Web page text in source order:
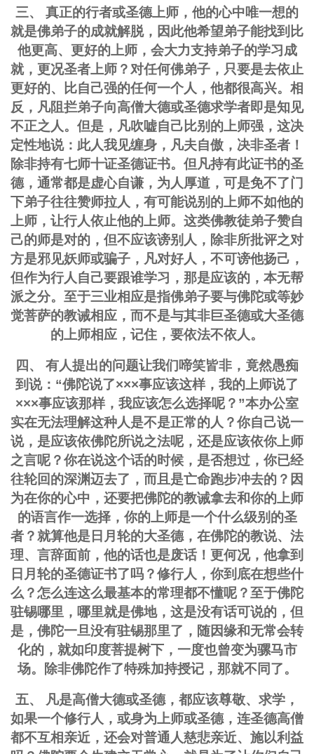
三、 真正的行者或圣德上师，他的心中唯一想的
就是佛弟子的成就解脱，因此他希望弟子能找到比
他更高、更好的上师，会大力支持弟子的学习成
就，更况圣者上师？对任何佛弟子，只要是去依止
更好的、比自己强的任何一个人，他都很高兴。相
反，凡阻拦弟子向高僧大德或圣德求学者即是知见
不正之人。但是，凡吹嘘自己比别的上师强，这决
定性地说：此人我见缠身，凡夫自傲，决非圣者！
除非持有七师十证圣德证书。但凡持有此证书的圣
德，通常都是虚心自谦，为人厚道，可是免不了门
下弟子往往赞师拉人，有可能说别的上师不如他的
上师，让行人依止他的上师。这类佛教徒弟子赞自
己的师是对的，但不应该谤别人，除非所批评之对
方是邪见妖师或骗子，凡对好人，不可谤他扬己，
但作为行人自己要跟谁学习，那是应该的，本无帮
派之分。至于三业相应是指佛弟子要与佛陀或等妙
觉菩萨的教诫相应，而不是与其非巨圣德或大圣德
的上师相应，记住，要依法不依人。
四、 有人提出的问题让我们啼笑皆非，竟然愚痴
到说：“佛陀说了×××事应该这样，我的上师说了
×××事应该那样，我应该怎么选择呢？”本办公室
实在无法理解这种人是不是正常的人？你自己说一
说，是应该依佛陀所说之法呢，还是应该依你上师
之言呢？你在说这个话的时候，是否想过，你已经
往轮回的深渊迈去了，而且是亡命跑步冲去的？因
为在你的心中，还要把佛陀的教诫拿去和你的上师
的语言作一选择，你的上师是一个什么级别的圣
者？就算他是日月轮的大圣德，在佛陀的教说、法
理、言辞面前，他的话也是废话！更何况，他拿到
日月轮的圣德证书了吗？修行人，你到底在想些什
么？怎么连这么最基本的常理都不懂呢？至于佛陀
驻锡哪里，哪里就是佛地，这是没有话可说的，但
是，佛陀一旦没有驻锡那里了，随因缘和无常会转
化的，就如印度菩提树下，一度也曾变为骡马市
场。除非佛陀作了特殊加持授记，那就不同了。
五、 凡是高僧大德或圣德，都应该尊敬、求学，
如果一个修行人，或身为上师或圣德，连圣德高僧
都不互相亲近，还会对普通人慈悲亲近、施以利益